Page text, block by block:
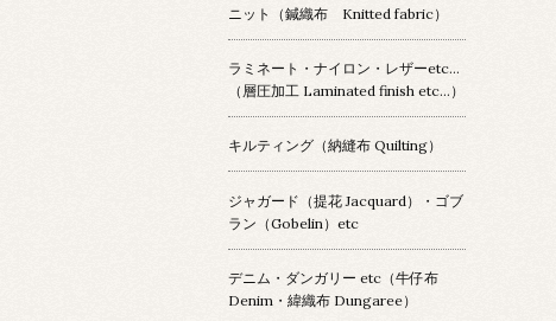
ニット（鍼織布 Knitted fabric）
ラミネート・ナイロン・レザーetc…
（層圧加工 Laminated finish etc…）
キルティング（納縫布 Quilting）
ジャガード（提花 Jacquard）・ゴブ
ラン（Gobelin）etc
デニム・ダンガリー etc（牛仔布
Denim・緯織布 Dungaree）